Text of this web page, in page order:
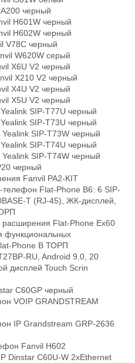
черный
H601W черный
H602W черный
V78C черный
W620W серый
X6U V2 черный
X210 V2 черный
X4U V2 черный
X5U V2 черный
SIP-T77U черный
SIP-T73U черный
SIP-T73W черный
SIP-T74U черный
SIP-T74W черный
черный
Fanvil PA2-KIT
телефон Flat-Phone B6: 6 SIP-
T (RJ-45), ЖК-дисплей,
расширения Flat-Phone Eх60
функциональных
Phone B ТОРП
RU, Android 9.0, 20
дисплей Touch Scrin
C60GP черный
VOIP GRANDSTREAM
IP Grandstream GRP-2636
Fanvil H602
Dinstar C60U-W 2xEthernet